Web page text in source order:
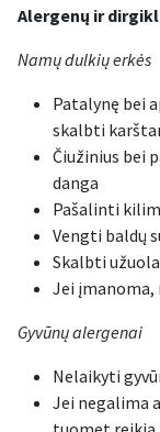
Alergenų ir
Namų dulkių erkės
Patalynę bei
skalbti
Čiužinius bei
danga
Pašalinti
Vengti baldų
Skalbti
Jei įmanoma,
Gyvūnų alergenai
Nelaikyti
Jei negalima